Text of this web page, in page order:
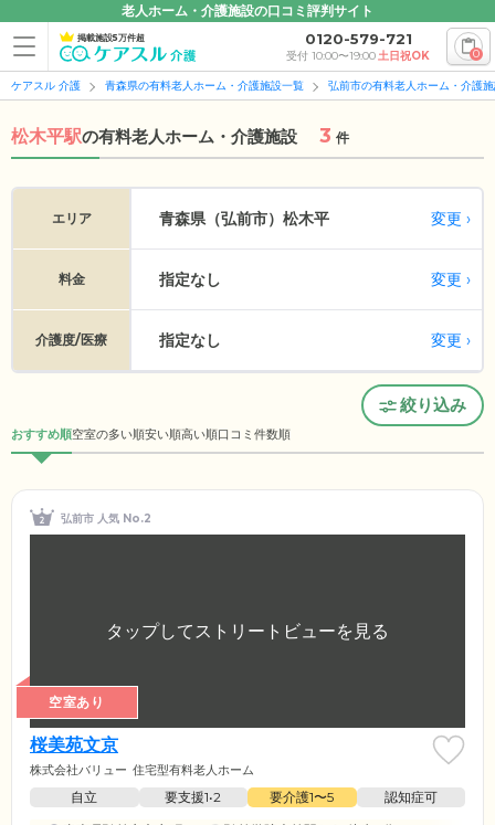
老人ホーム・介護施設の口コミ評判サイト
掲載施設5万件超 0120-579-721
受付 10:00〜19:00土日祝OK 0
ケアスル 介護 青森県の有料老人ホーム・介護施設一覧 弘前市の有料老人ホーム・介護
松木平駅の有料老人ホーム・介護施設 3 件
エリア 青森県（弘前市） 松木平 変更
料金 指定なし 変更
介護度/医療 指定なし 変更
絞り込み
おすすめ順空室の多い順安い順高い順口コミ件数順
弘前市 人気 No.2
空室あり
桜美苑文京
株式会社バリュー 住宅型有料老人ホーム
自立 要支援1•2 要介護1〜5
認知症可